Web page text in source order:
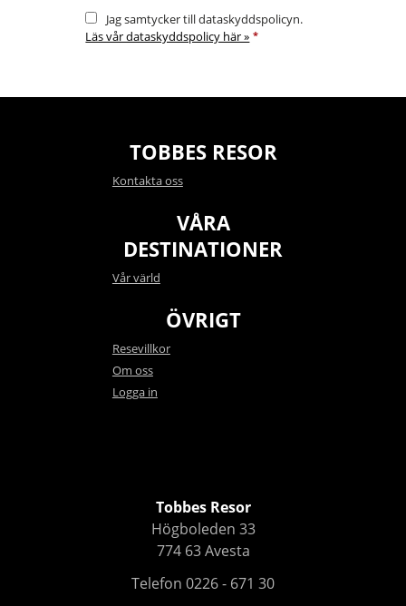
Jag samtycker till dataskyddspolicyn.
Läs vår dataskyddspolicy här » *
TOBBES RESOR
Kontakta oss
VÅRA
DESTINATIONER
Vår värld
ÖVRIGT
Resevillkor
Om oss
Logga in
Tobbes Resor
Högboleden 33
774 63Avesta
Telefon 0226 - 671 30